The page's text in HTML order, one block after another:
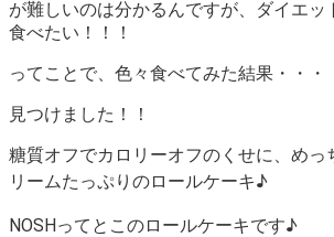
が難しいのは分かるんですが、
ダイエッ
食べたい！！！
ってことで、色々食べてみた結果・・・
見つけました！！
糖質オフでカロリーオフのくせに、めっ
リームたっぷりのロールケーキ♪
NOSHってとこのロールケーキです♪